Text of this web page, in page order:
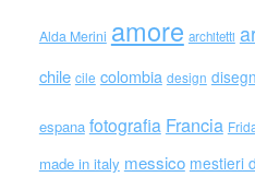
Alda Merini amore architetti
chile cile colombia design
espana fotografia Francia
made in italy messico mestieri